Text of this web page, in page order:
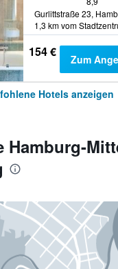
1,3 km vom
154 € Zum
Hotels anzeigen
Hamburg-